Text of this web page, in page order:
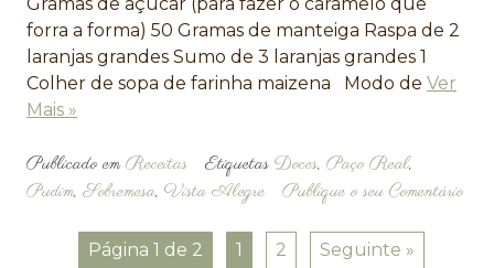
forra a forma) 50 Gramas de manteiga Raspa de 2
laranjas grandes Sumo de 3 laranjas grandes 1
Colher de sopa de farinha maizena Modo de Ver
Mais »
Publicado emReceitas Etiquetas Doces, Paço Real,
Pudim, Sobremesa, Vista Alegre Publique o seu Comentário
Página 1 de 2 1 2 Seguinte »